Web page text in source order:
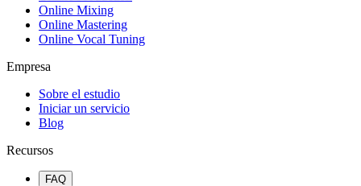
Online Mixing
Online Mastering
Online Vocal Tuning
Empresa
Sobre el estudio
Iniciar un servicio
Blog
Recursos
FAQ